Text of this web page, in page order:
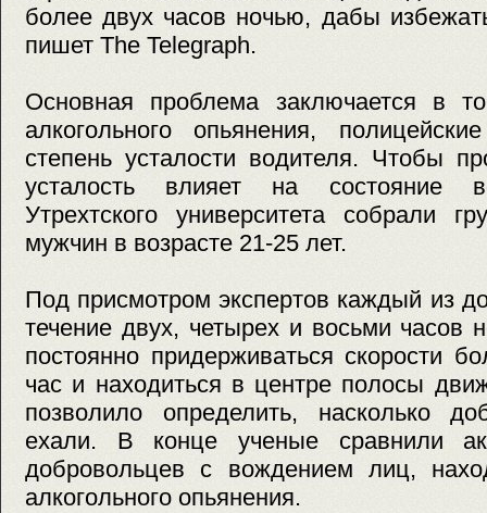
более двух часов ночью, дабы
пишет The Telegraph.
Основная проблема заключается в
алкогольного опьянения,
степень усталости водителя. Чтобы
усталость влияет на состояние
Утрехтского университета собрали
мужчин в возрасте 21-25 лет.
Под присмотром экспертов каждый из
течение двух, четырех и восьми
постоянно придерживаться скорости
час и находиться в центре полосы
позволило определить, насколько
ехали. В конце ученые сравнили
добровольцев с вождением лиц,
алкогольного опьянения.